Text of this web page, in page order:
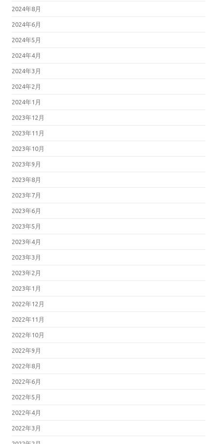
2024年8月
2024年6月
2024年5月
2024年4月
2024年3月
2024年2月
2024年1月
2023年12月
2023年11月
2023年10月
2023年9月
2023年8月
2023年7月
2023年6月
2023年5月
2023年4月
2023年3月
2023年2月
2023年1月
2022年12月
2022年11月
2022年10月
2022年9月
2022年8月
2022年6月
2022年5月
2022年4月
2022年3月